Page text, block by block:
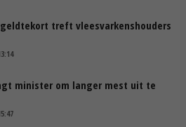
treft vleesvarkenshouders
minister om langer mest uit te